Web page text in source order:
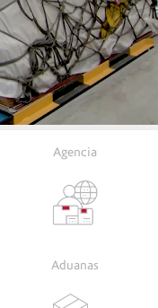
Agencia
Aduanas